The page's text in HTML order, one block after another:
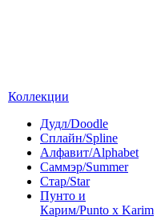
Коллекции
Дудл/Doodle
Сплайн/Spline
Алфавит/Alphabet
Саммэр/Summer
Стар/Star
Пунто и
Карим/Punto x Karim